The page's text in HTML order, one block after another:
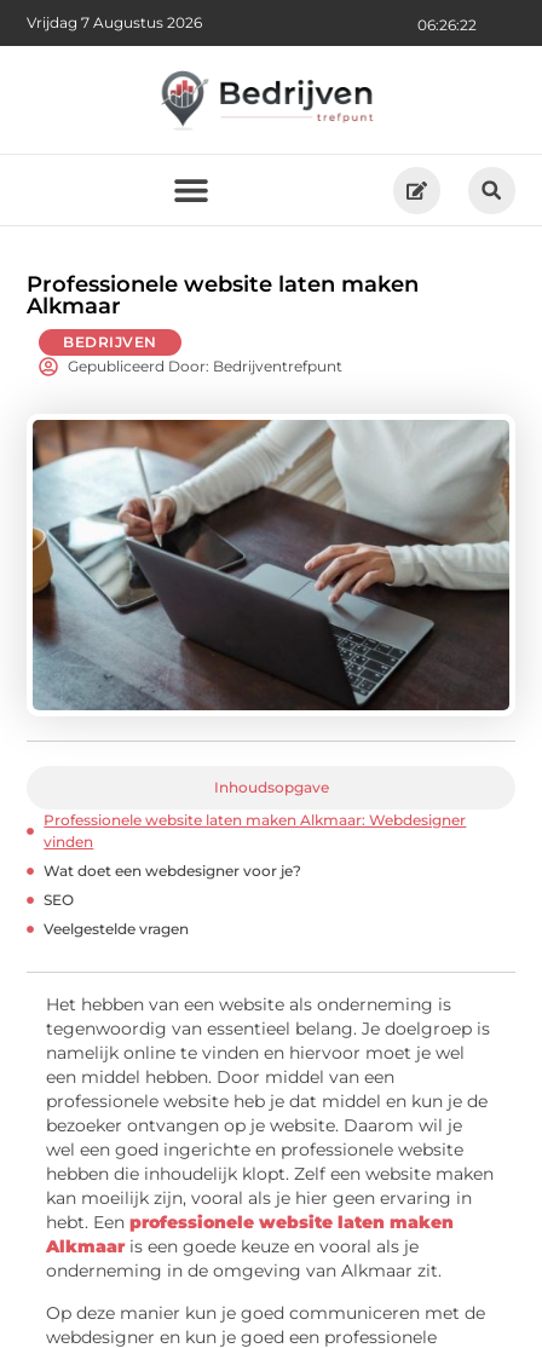
06:26:24
Vrijdag 7 Augustus 2026
Professionele website laten maken
Alkmaar
BEDRIJVEN
Gepubliceerd Door: Bedrijventrefpunt
Inhoudsopgave
Professionele website laten maken Alkmaar: Webdesigner
vinden
Wat doet een webdesigner voor je?
SEO
Veelgestelde vragen
Het hebben van een website als onderneming is
tegenwoordig van essentieel belang. Je doelgroep is
namelijk online te vinden en hiervoor moet je wel
een middel hebben. Door middel van een
professionele website heb je dat middel en kun je de
bezoeker ontvangen op je website. Daarom wil je
wel een goed ingerichte en professionele website
hebben die inhoudelijk klopt. Zelf een website maken
kan moeilijk zijn, vooral als je hier geen ervaring in
hebt. Eenprofessionele website laten maken
Alkmaaris een goede keuze en vooral als je
onderneming in de omgeving van Alkmaar zit.
Op deze manier kun je goed communiceren met de
webdesigner en kun je goed een professionele